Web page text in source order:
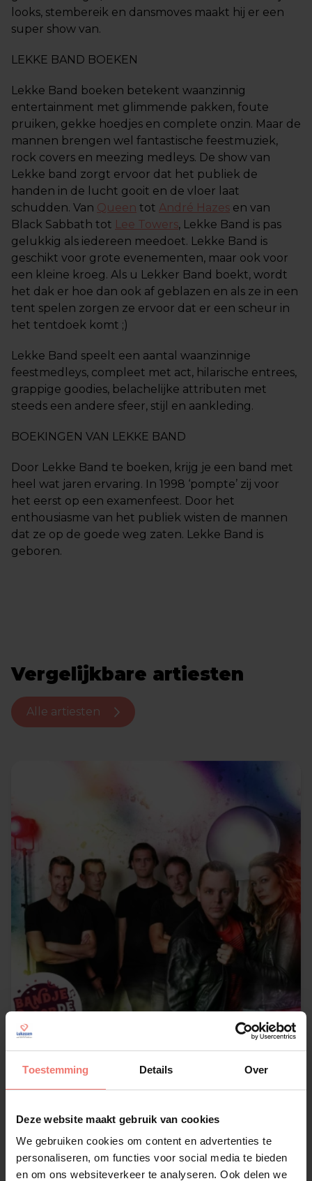
Toestemming Details Over
Deze website maakt gebruik van cookies
We gebruiken cookies om content en advertenties te
personaliseren, om functies voor social media te bieden
en om ons websiteverkeer te analyseren. Ook delen we
looks, stembereik en dansmoves maakt hij er een
super show van.
LEKKE BAND BOEKEN
Lekke Band boeken betekent waanzinnig
entertainment met glimmende pakken, foute
pruiken, gekke hoedjes en complete onzin. Maar de
mannen brengen wel fantastische feestmuziek,
rock covers en meezing medleys. De show van
Lekke band zorgt ervoor dat het publiek de
handen in de lucht gooit en de vloer laat
schudden. Van Queen tot André Hazes en van
Black Sabbath tot Lee Towers, Lekke Band is pas
gelukkig als iedereen meedoet. Lekke Band is
geschikt voor grote evenementen, maar ook voor
een kleine kroeg. Als u Lekker Band boekt, wordt
het dak er hoe dan ook af geblazen en als ze in een
tent spelen zorgen ze ervoor dat er een scheur in
het tentdoek komt ;)
Lekke Band speelt een aantal waanzinnige
feestmedleys, compleet met act, hilarische entrees,
grappige goodies, belachelijke attributen met
steeds een andere sfeer, stijl en aankleding.
BOEKINGEN VAN LEKKE BAND
Door Lekke Band te boeken, krijg je een band met
heel wat jaren ervaring. In 1998 ‘pompte’ zij voor
het eerst op een examenfeest. Door het
enthousiasme van het publiek wisten de mannen
dat ze op de goede weg zaten. Lekke Band is
geboren.
Vergelijkbare artiesten
Alle artiesten
Bandje voor de Sfeer
€ 2795,-
Lees meer